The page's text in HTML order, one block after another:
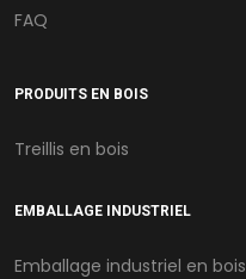
FAQ
PRODUITS EN BOIS
Treillis en bois
EMBALLAGE INDUSTRIEL
Emballage industriel en bois